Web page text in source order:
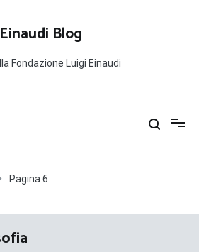
Einaudi Blog
Fondazione Luigi Einaudi
Pagina 6